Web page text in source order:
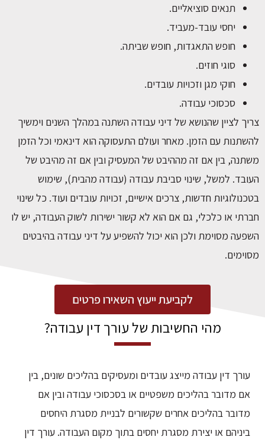
תנאים סוציאליים.
יחסי עובד-מעביד.
חופש התאגדות, חופש שביתה.
סוגי חוזים.
חוקי מגן וזכויות עובדים.
סכסוכי עבודה.
צריך לציין שהנושא של דיני עבודה השתנה במהלך השנים וימשיך
להשתנות עם הזמן. מאחר ועולם התעסוקה הוא דינאמי וכל הזמן
משתנה, בין אם זה מההיבט של המעסיק ובין אם זה מהיבט של
העובד. למשל, שינוי סביבת עבודה (עבודה מהבית), שימוש
בטכנולוגיות חדשות, צרכים אישיים, זכויות עובדים ועוד. כל שינוי
חברתי או כלכלי, גם אם הוא לא קשור ישירות לשוק העבודה, יש לו
השפעה מסוימת ולכן הוא יכול להשפיע על דיני עבודה בהיבטים
מסוימים.
לקביעת ייעוץ השאירו פרטים
מהי החשיבות של עורך דין עבודה?
עורך דין עבודה מייצג עובדים ומעסיקים בהליכים שונים, בין
אם מדובר בהליכים משפטיים או בסכסוכי עבודה ובין אם
מדובר בהליכים אחרים שקשורים לבניית מסגרת היחסים
ביניהם או יצירת מסגרת יחסים בתוך מקום העבודה. עורך דין